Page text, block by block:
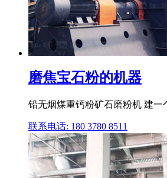
磨焦宝石粉的机器
铅无烟煤重钙粉矿石磨粉机 建
联系电话: 180 3780 8511